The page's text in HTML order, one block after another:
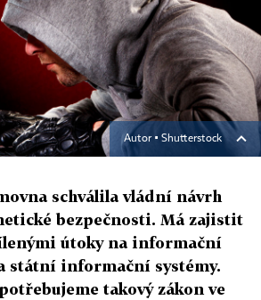
Autor ▪ Shutterstock
schválila vládní návrh
bezpečnosti. Má zajistit
útoky na informační
informační systémy.
takový zákon ve